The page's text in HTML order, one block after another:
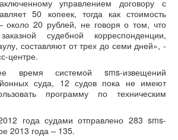
управлением договору с
50 копеек, тогда как стоимость
около 20 рублей, не говоря о том, что
судебной корреспонденции,
составляют от трех до семи дней», -
центре.
время системой sms-извещений
суда, 12 судов пока не имеют
программу по техническим
года судами отправлено 283 sms-
2013 года – 135.